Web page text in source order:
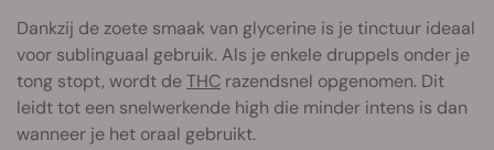
Dankzij de zoete smaak van glycerine is je tinctuur ideaal
voor sublinguaal gebruik. Als je enkele druppels onder je
tong stopt, wordt deTHC razendsnel opgenomen. Dit
leidt tot een snelwerkende high die minder intens is dan
wanneer je het oraal gebruikt.